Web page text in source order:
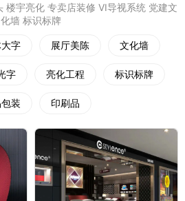
楼宇亮化 专卖店装修 VI导视系统 党建文
化墙 标识标牌
字 展厅美陈 文化墙
字 亮化工程 标识标牌
装 印刷品